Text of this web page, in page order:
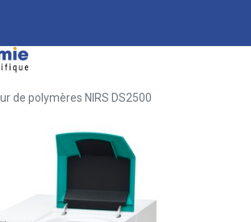
de polymères NIRS DS2500